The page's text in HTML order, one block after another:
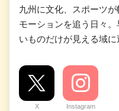
九州に文化、スポーツ
モーションを追う日々
いものだけが見える域に
X Instagram